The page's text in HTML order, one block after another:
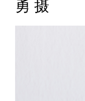
勇 摄